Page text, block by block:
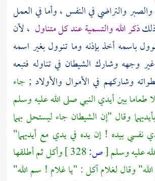
والتراضي في النفس ، وأما في العمل
ذكر الله والتسمية عند كل متناول ، لأن
باسمه أخذ بإذنه وما تنوول بغير اسمه
وجهه وشارك الشيطان في تناوله فتبعه
وشاركهم في الأموال والأولاد ; جاء
طعاما بين أيدي النبي صلى الله عليه وسلم
وقال "إن الشيطان جاء ليستحل بهما
نفسي بيده ! إن يده في يدي مع أيديهما"
عليه وسلم[ص:
وأكل ثم أطلقها
وقال لغلام آكل : "يا غلام ! سم الله"